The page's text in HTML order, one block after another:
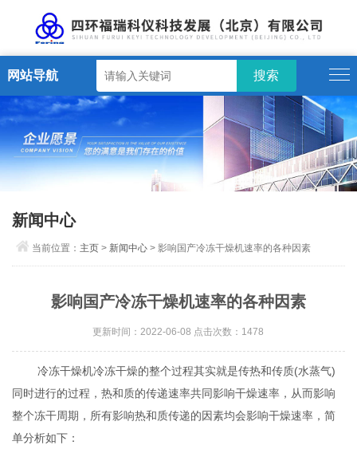
网站导航
新闻中心
当前位置： 主页 > 新闻中心 > 影响国产冷冻干燥机速率的各种因素
影响国产冷冻干燥机速率的各种因素
更新时间：2022-06-08 点击次数：1478
冷冻干燥机冷冻干燥的整个过程其实就是传热和传质(水蒸气)
同时进行的过程，热和质的传递速率共同影响干燥速率，从而影响
整个冻干周期，所有影响热和质传递的因素均会影响干燥速率，简
单分析如下：